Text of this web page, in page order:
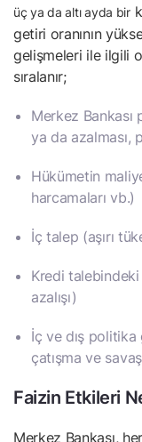
üç ya da altı ayda bir
getiri oranının
gelişmeleri ile ilgili
sıralanır;
Merkez Bankası
ya da azalması,
Hükümetin
harcamaları vb.)
İç talep (aşırı
Kredi talebindeki
azalışı)
İç ve dış politika
çatışma ve
Faizin Etkileri
Merkez Bankası,